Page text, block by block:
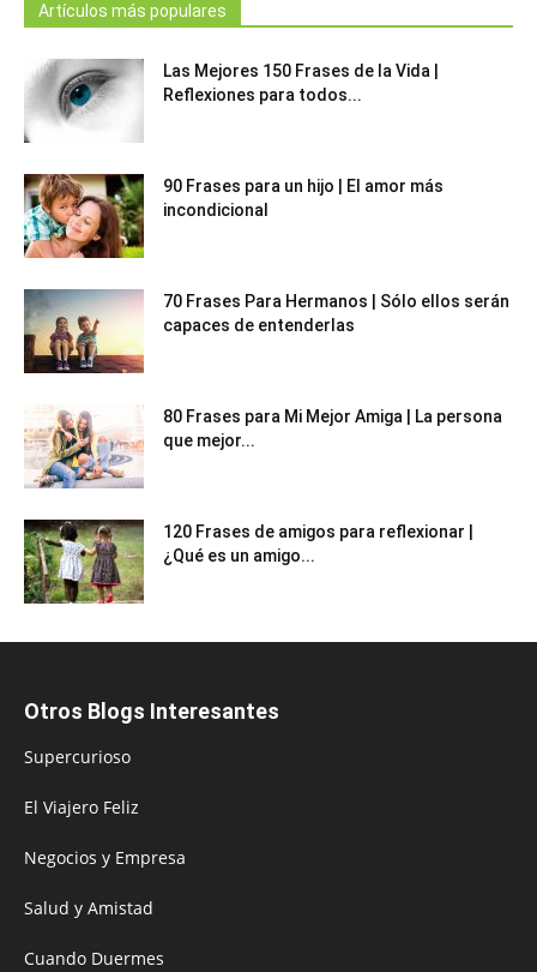
Artículos más populares
Las Mejores 150 Frases de la Vida |
Reflexiones para todos...
90 Frases para un hijo | El amor más
incondicional
70 Frases Para Hermanos | Sólo ellos serán
capaces de entenderlas
80 Frases para Mi Mejor Amiga | La persona
que mejor...
120 Frases de amigos para reflexionar |
¿Qué es un amigo...
Otros Blogs Interesantes
Supercurioso
El Viajero Feliz
Negocios y Empresa
Salud y Amistad
Cuando Duermes